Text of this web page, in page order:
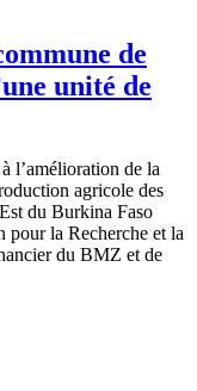
de
unité de
l’amélioration de la
agricole des
du Burkina Faso
la Recherche et la
du BMZ et de